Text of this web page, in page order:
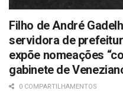
Filho de André
servidora de
expõe nomeações
gabinete de
0 COMPARTILHAMENTOS